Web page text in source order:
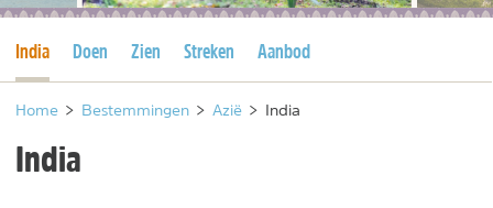
Nieuwsbrief Uitgelicht
Huidige pagina
India Doen Zien Streken Aanbod
Home > Bestemmingen > Azië > India
India